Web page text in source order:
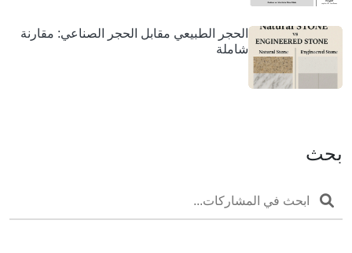
الحجر الطبيعي مقابل الحجر الصناعي: مقارنة
شاملة
بحث